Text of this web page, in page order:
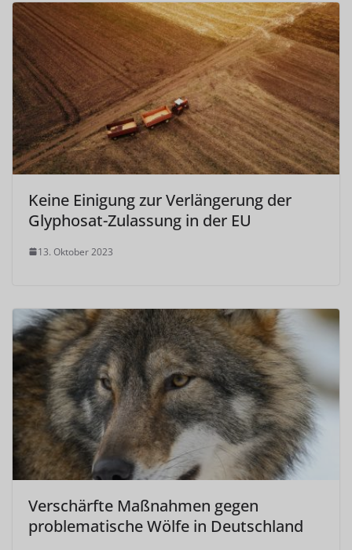
Keine Einigung zur Verlängerung der
Glyphosat-Zulassung in der EU
13. Oktober 2023
Verschärfte Maßnahmen gegen
problematische Wölfe in Deutschland